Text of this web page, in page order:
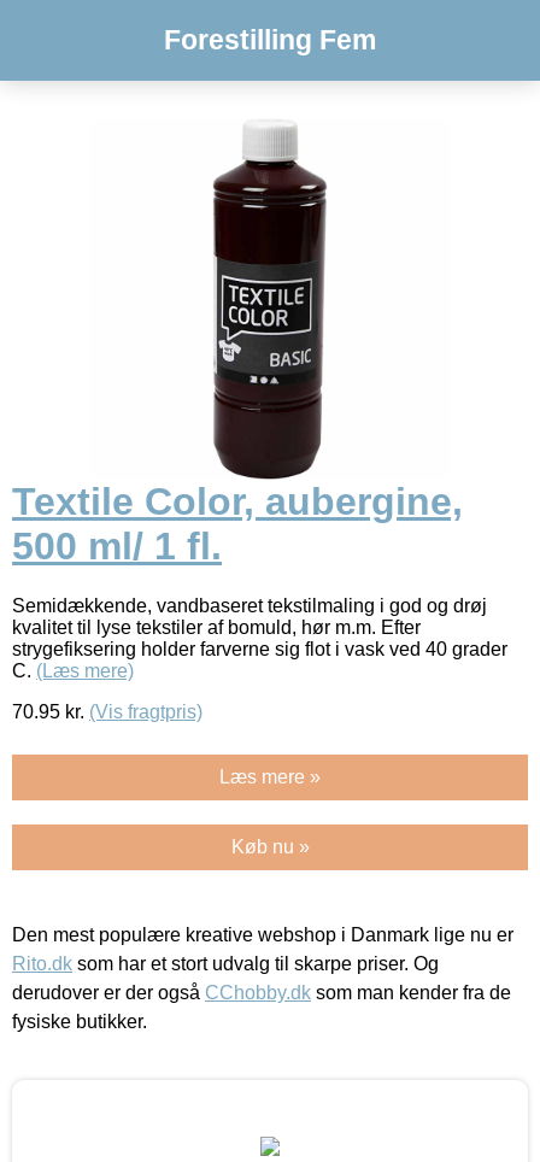
Forestilling Fem
Textile Color, aubergine,
500 ml/ 1 fl.
Semidækkende, vandbaseret tekstilmaling i god og drøj
kvalitet til lyse tekstiler af bomuld, hør m.m. Efter
strygefiksering holder farverne sig flot i vask ved 40 grader
C. (Læs mere)
70.95 kr. (Vis fragtpris)
Læs mere »
Køb nu »
Den mest populære kreative webshop i Danmark lige nu er
Rito.dk som har et stort udvalg til skarpe priser. Og
derudover er der også CChobby.dk som man kender fra de
fysiske butikker.